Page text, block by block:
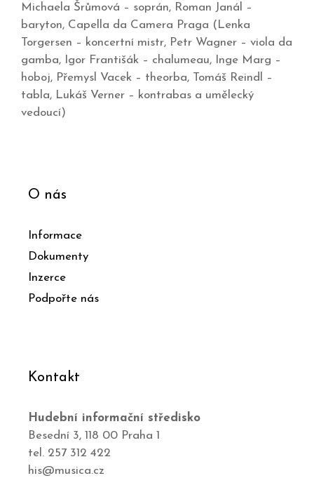
Michaela Šrůmová – soprán, Roman Janál –
baryton, Capella da Camera Praga (Lenka
Torgersen – koncertní mistr, Petr Wagner – viola da
gamba, Igor Františák – chalumeau, Inge Marg –
hoboj, Přemysl Vacek – theorba, Tomáš Reindl –
tabla, Lukáš Verner – kontrabas a umělecký
vedoucí)
O nás
Informace
Dokumenty
Inzerce
Podpořte nás
Kontakt
Hudební informační středisko
Besední 3, 118 00 Praha 1
tel. 257 312 422
his@musica.cz